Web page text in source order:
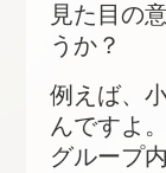
見た目の
うか？
例えば、
んですよ。
グループ